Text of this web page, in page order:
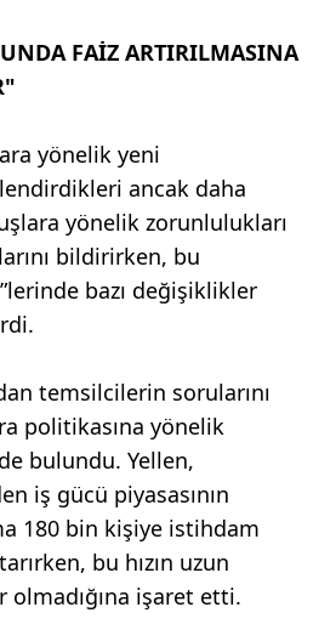
FAİZ ARTIRILMASINA
yönelik yeni
ancak daha
yönelik zorunlulukları
bildirirken, bu
bazı değişiklikler
temsilcilerin sorularını
politikasına yönelik
bulundu. Yellen,
iş gücü piyasasının
180 bin kişiye istihdam
bu hızın uzun
işaret etti.